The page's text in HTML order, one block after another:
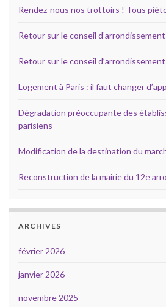
Rendez-nous nos trottoirs ! Tous
Retour sur le conseil
Retour sur le conseil
Logement à Paris : il faut changer
Dégradation préoccupante des
parisiens
Modification de la destination du
Reconstruction de la mairie du 12e
ARCHIVES
février 2026
janvier 2026
novembre 2025